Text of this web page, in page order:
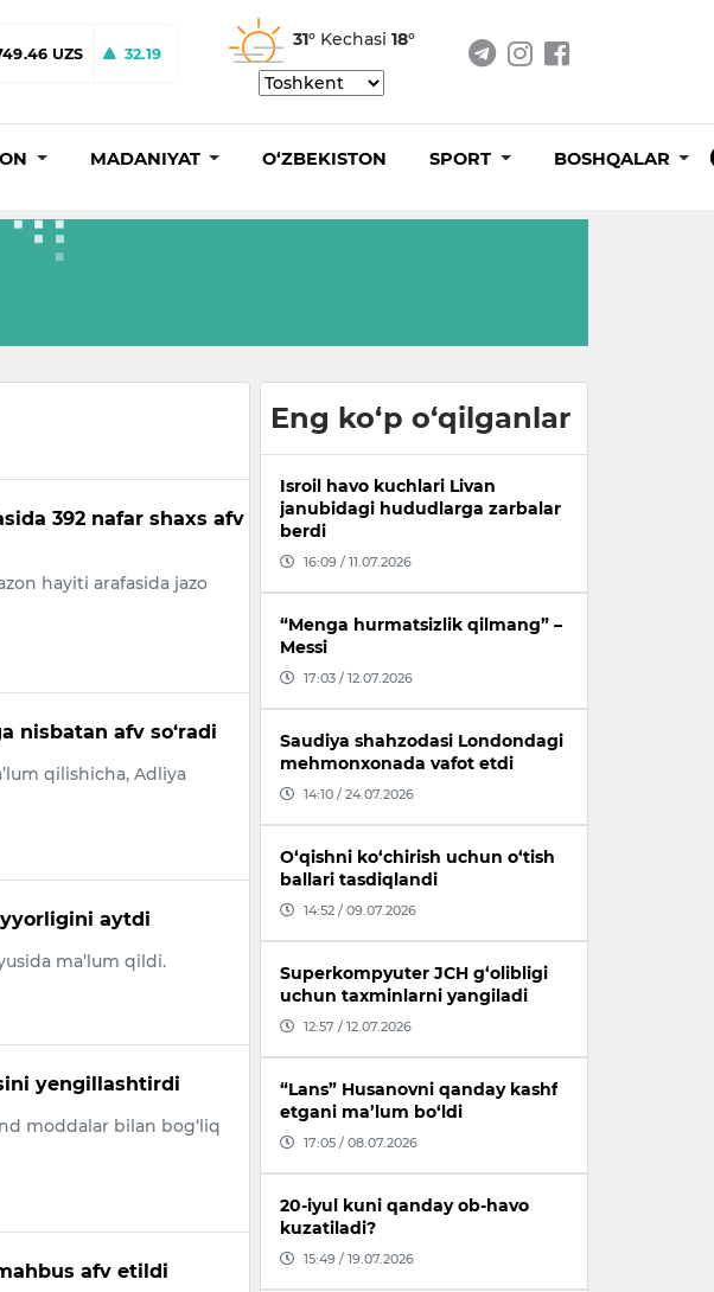
UZS 32.19
31° Kechasi 18°
MADANIYAT O‘ZBEKISTON SPORT BOSHQALAR
392 nafar shaxs afv
hayiti arafasida jazo
nisbatan afv so‘radi
qilishicha, Adliya
aytdi
ma’lum qildi.
yengillashtirdi
moddalar bilan bog‘liq
afv etildi
Eng ko‘p o‘qilganlar
Isroil havo kuchlari Livan
janubidagi hududlarga zarbalar
berdi
16:09 / 11.07.2026
“Menga hurmatsizlik qilmang” –
Messi
17:03 / 12.07.2026
Saudiya shahzodasi Londondagi
mehmonxonada vafot etdi
14:10 / 24.07.2026
O‘qishni ko‘chirish uchun o‘tish
ballari tasdiqlandi
14:52 / 09.07.2026
Superkompyuter JCH g‘olibligi
uchun taxminlarni yangiladi
12:57 / 12.07.2026
“Lans” Husanovni qanday kashf
etgani ma’lum bo‘ldi
17:05 / 08.07.2026
20-iyul kuni qanday ob-havo
kuzatiladi?
15:49 / 19.07.2026